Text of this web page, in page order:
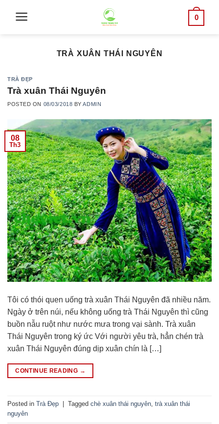
0
TRÀ XUÂN THÁI NGUYÊN
TRÀ ĐẸP
Trà xuân Thái Nguyên
POSTED ON 08/03/2018 BYADMIN
08
Th3
Tôi có thói quen uống trà xuân Thái Nguyên đã nhiều năm.
Ngày ở trên núi, nếu không uống trà Thái Nguyên thì cũng
buồn nẫu ruột như nước mưa trong vại sành. Trà xuân
Thái Nguyên trong ký ức Với người yêu trà, hẳn chén trà
xuân Thái Nguyên đúng dịp xuân chín là […]
CONTINUE READING →
Posted in Trà Đẹp Tagged chè xuân thái nguyên, trà xuân thái
nguyên